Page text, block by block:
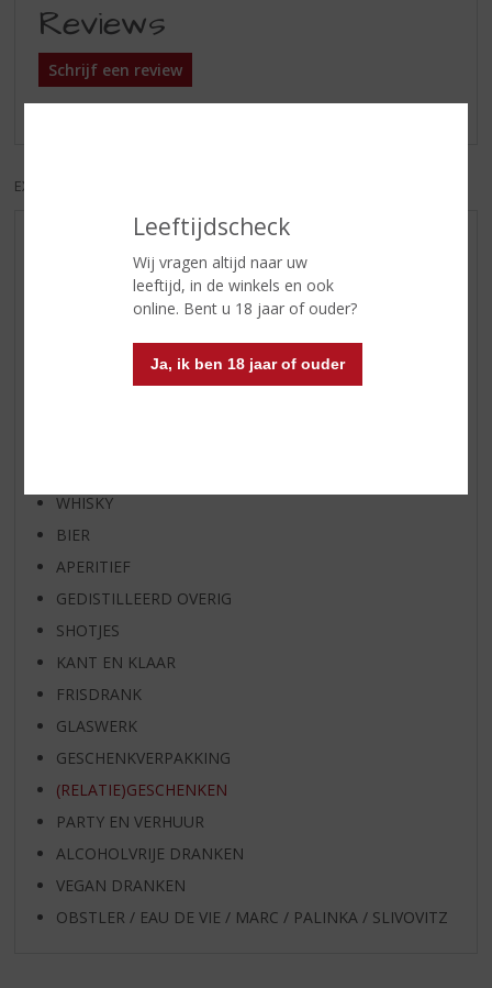
Leeftijdscheck
Wij vragen altijd naar uw
leeftijd, in de winkels en ook
online. Bent u 18 jaar of ouder?
Ja, ik ben 18 jaar of ouder
Reviews
Schrijf een review
Er zijn nog geen reviews geplaatst voor dit product
EXCL. BTW
WIJN VAN DE MAAND
WHISKY VAN DE MAAND
RUM VAN DE MAAND
BIER VAN DE MAAND
WHISKY
BIER
APERITIEF
GEDISTILLEERD OVERIG
SHOTJES
KANT EN KLAAR
FRISDRANK
GLASWERK
GESCHENKVERPAKKING
(RELATIE)GESCHENKEN
PARTY EN VERHUUR
ALCOHOLVRIJE DRANKEN
VEGAN DRANKEN
OBSTLER / EAU DE VIE / MARC / PALINKA / SLIVOVITZ